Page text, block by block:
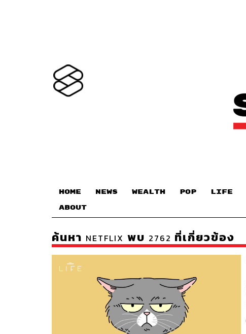
HOME NEWS WEALTH POP LIFE
ABOUT
ค้นหา NETFLIX พบ 2762 ที่เกี่ยวข้อง